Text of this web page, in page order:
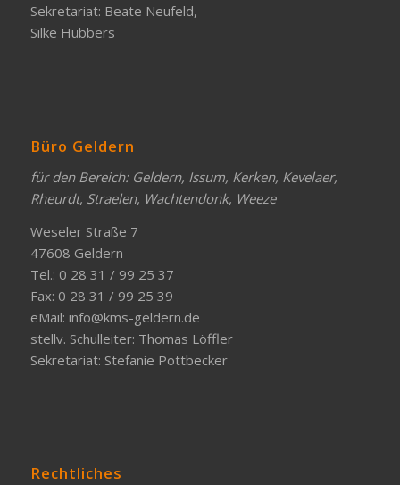
Sekretariat: Beate Neufeld,
Silke Hübbers
Büro Geldern
für den Bereich: Geldern, Issum, Kerken, Kevelaer,
Rheurdt, Straelen, Wachtendonk, Weeze
Weseler Straße 7
47608 Geldern
Tel.: 0 28 31 / 99 25 37
Fax: 0 28 31 / 99 25 39
eMail: info@kms-geldern.de
stellv. Schulleiter: Thomas Löffler
Sekretariat: Stefanie Pottbecker
Rechtliches